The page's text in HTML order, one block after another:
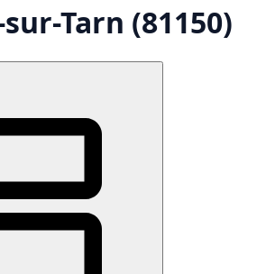
Tarn (81150)